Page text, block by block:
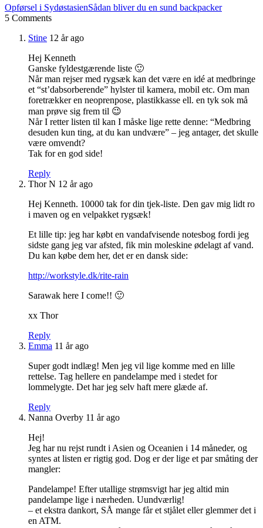
Opførsel i SydøstasienSådan bliver du en sund backpacker
5 Comments
Stine 12 år ago
Hej Kenneth
Ganske fyldestgærende liste 🙂
Når man rejser med rygsæk kan det være en idé at medbringe
et “st’dabsorberende” hylster til kamera, mobil etc. Om man
foretrækker en neoprenpose, plastikkasse ell. en tyk sok må
man prøve sig frem til 😉
Når I retter listen til kan I måske lige rette denne: “Medbring
desuden kun ting, at du kan undvære” – jeg antager, det skulle
være omvendt?
Tak for en god side!
Reply
Thor N 12 år ago
Hej Kenneth. 10000 tak for din tjek-liste. Den gav mig lidt ro
i maven og en velpakket rygsæk!
Et lille tip: jeg har købt en vandafvisende notesbog fordi jeg
sidste gang jeg var afsted, fik min moleskine ødelagt af vand.
Du kan købe dem her, det er en dansk side:
http://workstyle.dk/rite-rain
Sarawak here I come!! 🙂
xx Thor
Reply
Emma 11 år ago
Super godt indlæg! Men jeg vil lige komme med en lille
rettelse. Tag hellere en pandelampe med i stedet for
lommelygte. Det har jeg selv haft mere glæde af.
Reply
Nanna Overby 11 år ago
Hej!
Jeg har nu rejst rundt i Asien og Oceanien i 14 måneder, og
syntes at listen er rigtig god. Dog er der lige et par småting der
mangler:
Pandelampe! Efter utallige strømsvigt har jeg altid min
pandelampe lige i nærheden. Uundværlig!
– et ekstra dankort, SÅ mange får et stjålet eller glemmer det i
en ATM.